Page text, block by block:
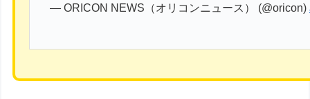
— ORICON NEWS（オリコンニュース） (@oricon)